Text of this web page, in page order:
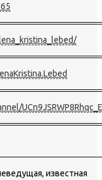
известная